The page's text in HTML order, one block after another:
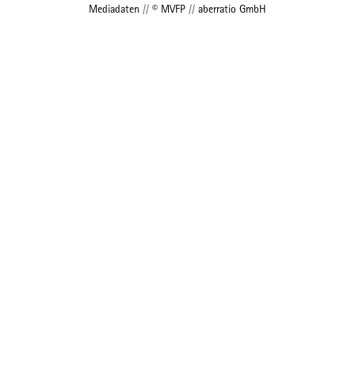
Mediadaten // © MVFP // aberratio GmbH